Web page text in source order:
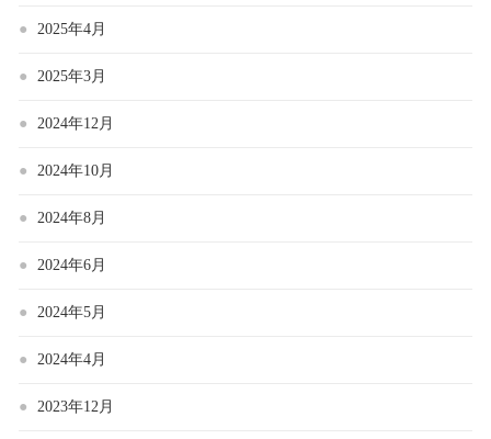
2025年4月
2025年3月
2024年12月
2024年10月
2024年8月
2024年6月
2024年5月
2024年4月
2023年12月